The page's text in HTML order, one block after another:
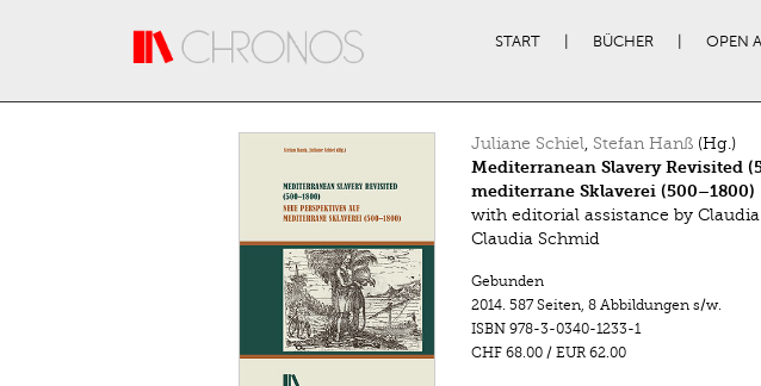
START BÜCHER OPEN
Juliane Schiel, Stefan Hanß(Hg.)
Mediterranean Slavery Revisited
mediterrane Sklaverei (500–1800)
with editorial assistance by
Claudia Schmid
Gebunden
2014. 587 Seiten, 8 Abbildungen s/w.
ISBN 978-3-0340-1233-1
CHF 68.00/ EUR 62.00